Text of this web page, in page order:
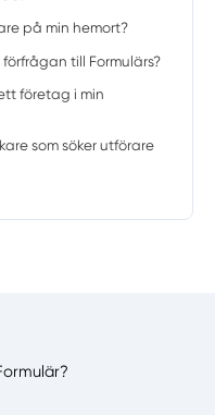
på min hemort?
till Formulärs?
företag i min
som söker utförare